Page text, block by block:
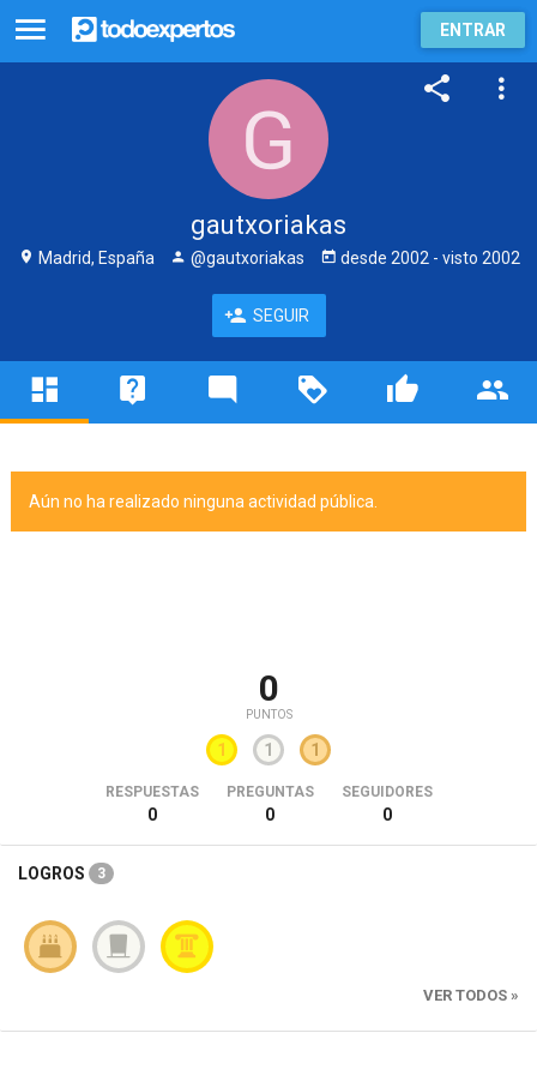
ENTRAR
gautxoriakas
Madrid, España @gautxoriakas desde 2002 - visto 2002
SEGUIR
Aún no ha realizado ninguna actividad pública.
0
PUNTOS
1 1 1
RESPUESTAS
0
PREGUNTAS
0
SEGUIDORES
0
LOGROS 3
VER TODOS »